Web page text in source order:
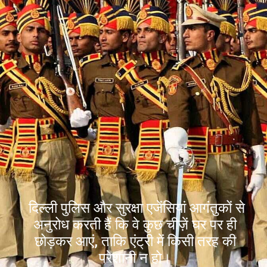
दिल्ली पुलिस और सुरक्षा एजेंसियां आगंतुकों से
अनुरोध करती हैं कि वे कुछ चीज़ें घर पर ही
छोड़कर आएं, ताकि एंट्री में किसी तरह की
परेशानी न हो।